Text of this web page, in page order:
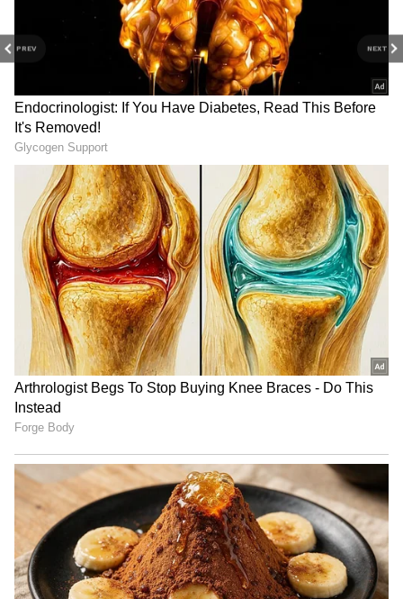
PREV NEXT
2
4
Image Credit :Chatgpt
சுவாரஸ்யமான முரண்பாடுகள் மற்றும்
நுணுக்கங்கள்
AI-களின் பதில்கள் அடிப்படையில் ஒன்றாக
இருந்தாலும், ஒவ்வொன்றும் ஒரு சிறு
தனித்துவத்தைக் காட்டுகின்றன:
1. சிந்தனைத் திறன் (ChatGPT):இது
தத்துவ ரீதியாக அதிக ஆழம் கொண்டது.
'அறியாமைவாதம்' தான் மிகவும்
பாதுகாப்பான நிலைப்பாடு என்பதை